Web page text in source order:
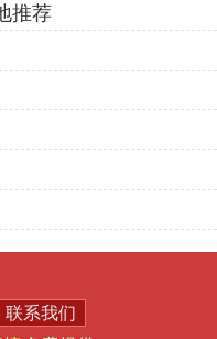
推荐
联系我们